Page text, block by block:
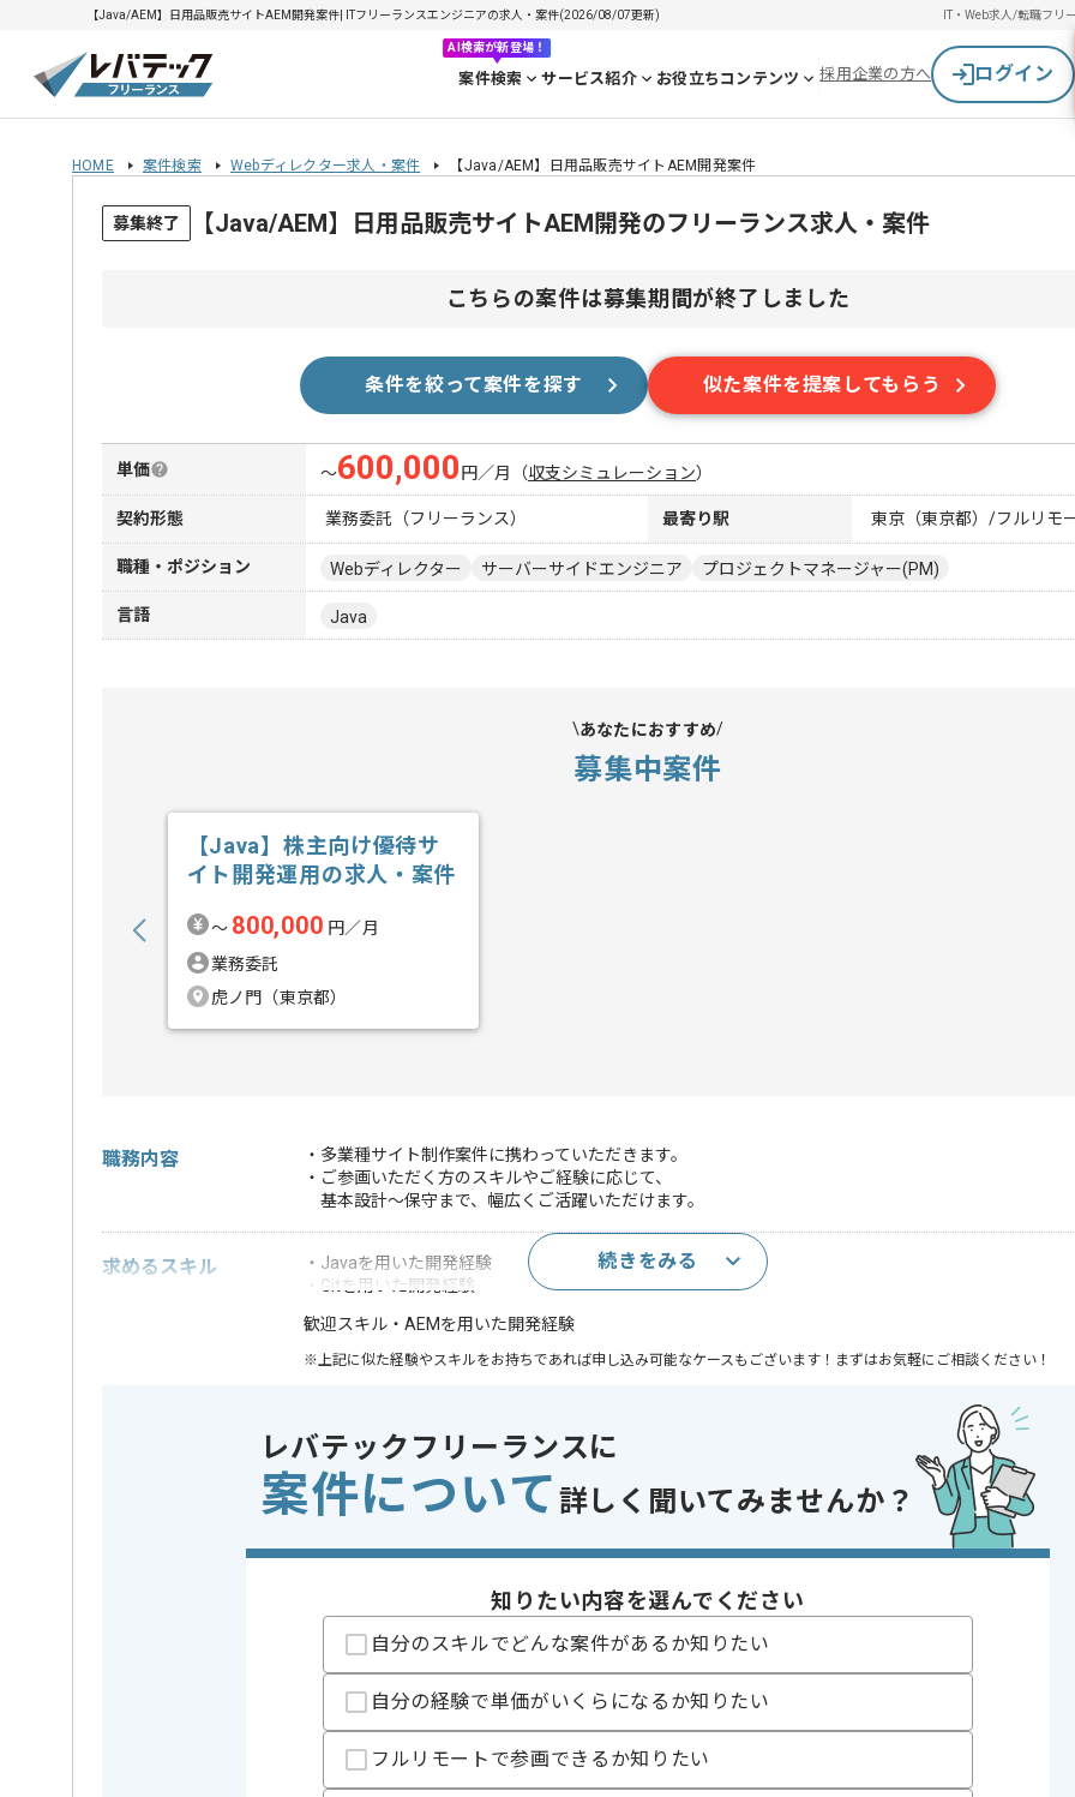
【Java/AEM】日用品販売サイトAEM開発案件| ITフリーランスエンジニアの求人・案件(2026/08/07更新) IT・Web求人/転職フリ
AI検索が新登場！
案件検索 サービス紹介 お役立ちコンテンツ 採用企業の方へ ログイン
HOME 案件検索 Webディレクター求人・案件 【Java/AEM】日用品販売サイトAEM開発案件
募集終了 【Java/AEM】日用品販売サイトAEM開発のフリーランス求人・案件
こちらの案件は募集期間が終了しました
条件を絞って案件を探す 似た案件を提案してもらう
単価 〜600,000 円／月 （収支シミュレーション）
契約形態 業務委託（フリーランス） 最寄り駅 東京（東京都）/フルリモ
職種・ポジション Webディレクター サーバーサイドエンジニア プロジェクトマネージャー(PM)
言語 Java
あなたにおすすめ
募集中案件
【Java】株主向け優待サ
イト開発運用の求人・案件
〜 800,000 円／月
業務委託
虎ノ門（東京都）
職務内容
・多業種サイト制作案件に携わっていただきます。
・ご参画いただく方のスキルやご経験に応じて、
基本設計～保守まで、幅広くご活躍いただけます。
求めるスキル
・Javaを用いた開発経験
・Gitを用いた開発経験
歓迎スキル ・AEMを用いた開発経験
※上記に似た経験やスキルをお持ちであれば申し込み可能なケースもございます！まずはお気軽にご相談ください！
特徴
リーダー経験を活かす , BtoC向け
精算条件
有
精算基準時間
140時間〜180時間
レバテックでの実績がある企業の案件でございます。
全国各地にオペレーション拠点など計62拠点、
海外では中国、韓国、ASEAN各国、アメリカ、ヨーロッパ各国に計109拠点を持つ、大企業での案件です。
大規模/中規模サイトの開発に携わる事が可能です。
続きをみる
レバテックフリーランスに
案件について 詳しく聞いてみませんか？
知りたい内容を選んでください
自分のスキルでどんな案件があるか知りたい
自分の経験で単価がいくらになるか知りたい
フルリモートで参画できるか知りたい